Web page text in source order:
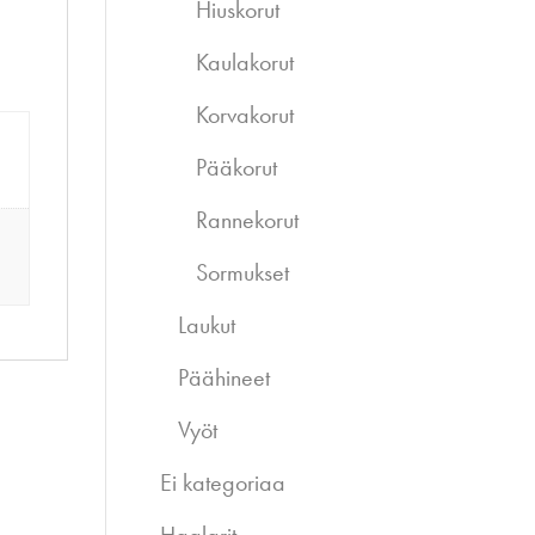
Hiuskorut
Kaulakorut
Korvakorut
Pääkorut
Rannekorut
Sormukset
Laukut
Päähineet
Vyöt
Ei kategoriaa